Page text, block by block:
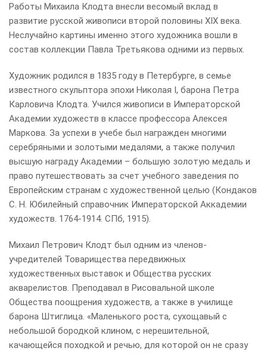
Работы Михаила Клодта внесли весомый вклад в
развитие русской живописи второй половины XIX века.
Неслучайно картины именно этого художника вошли в
состав коллекции Павла Третьякова одними из первых.
Художник родился в 1835 году в Петербурге, в семье
известного скульптора эпохи Николая I, барона Петра
Карловича Клодта. Учился живописи в Императорской
Академии художеств в классе профессора Алексея
Маркова. За успехи в учебе был награжден многими
серебряными и золотыми медалями, а также получил
высшую награду Академии – большую золотую медаль и
право путешествовать за счет учебного заведения по
Европейским странам с художественной целью (Кондаков
С. Н. Юбилейный справочник Императорской Аккадемии
художеств. 1764-1914. СПб, 1915).
Михаил Петрович Клодт был одним из членов-
учредителей Товарищества передвижных
художественных выставок и Общества русских
акварелистов. Преподавал в Рисовальной школе
Общества поощрения художеств, а также в училище
барона Штиглица. «Маленького роста, сухощавый с
небольшой бородкой клином, с нерешительной,
качающейся походкой и речью, для которой он не сразу